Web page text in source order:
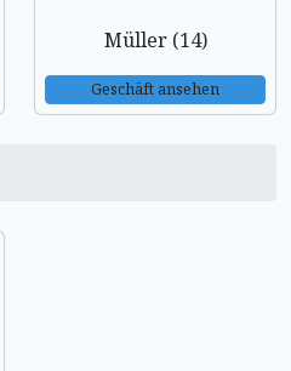
Müller (14)
Geschäft ansehen